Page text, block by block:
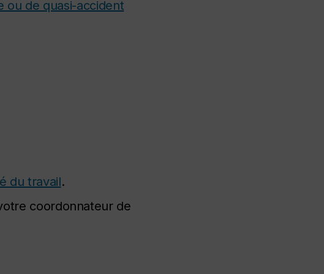
ou de quasi-accident
du travail.
coordonnateur de